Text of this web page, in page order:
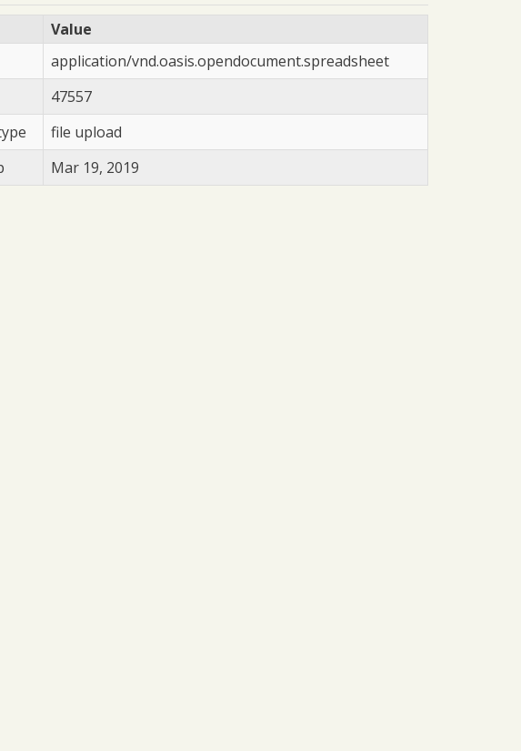
Value
application/vnd.oasis.opendocument.spreadsheet
47557
file upload
Mar 19, 2019